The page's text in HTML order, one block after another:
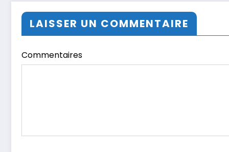
LAISSER UN COMMENTAIRE
Commentaires